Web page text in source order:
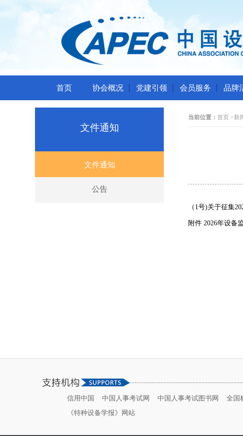
首页 协会概况 党建引领 会员服务 品牌
文件通知
文件通知
公告
当前位置： 首页 >新
（1号)关于征集
附件 2026年设备
信用中国 中国人事考试网 中国人事考试图书网 全国
《特种设备学报》网站